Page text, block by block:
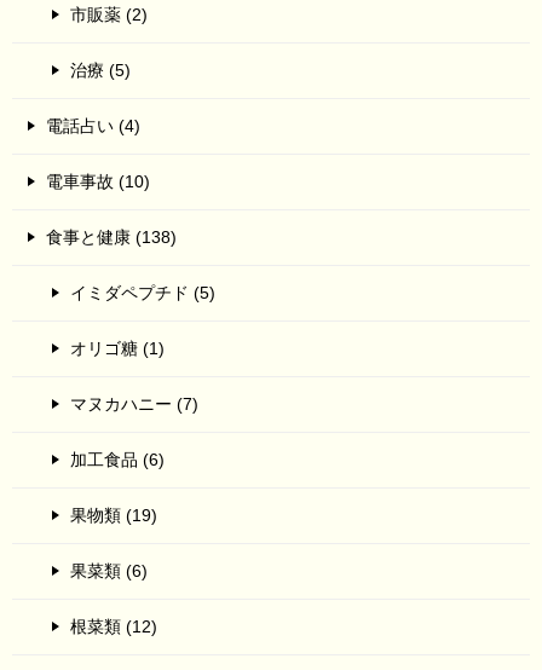
市販薬 (2)
治療 (5)
電話占い (4)
電車事故 (10)
食事と健康 (138)
イミダペプチド (5)
オリゴ糖 (1)
マヌカハニー (7)
加工食品 (6)
果物類 (19)
果菜類 (6)
根菜類 (12)